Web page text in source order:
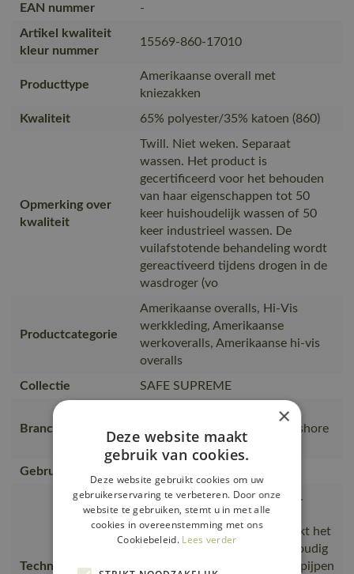
EAN nummer
-
Artikel kwaliteit
kleur nummer
15569-860-17010
Producttype
Amerikaanse overall met
kniezakken
Kwaliteit
65% polyester/35% katoen (860)
Opmerking over
kwaliteit
Twill. Niet weken. Separaat
wassen. Het product is
gecertificeerd voor het behouden
van haar eigenschappen tot 50
keer huishoudelijk wassen of 50
keer industrieel wassen. De
vuilafstotende behandeling wordt
gereactiveerd tijdens drogen in de
wasdroger (vo
Productcategorie
Amerikaanse overalls, Hi-Vis
werkkleding, Amerikaanse
werkoveralls, Amerikaanse hi-vis
overalls
Collectie
SAFE SUPREME
Branche
Bouw en installatie, Weg- en
waterbouw en industrie, Offshore
en windindustrie
Gebruiker
Technische tekst
Fluorescerend, met reflecties.
Tweekleurig. De
oppervlaktebehandeling maakt het
product vuilafstotend. Drievoudig
gestikte naden aan de broekspijpen
×
Deze website maakt
gebruik van cookies.
Deze website gebruikt cookies om uw
gebruikerservaring te verbeteren. Door onze
website te gebruiken, stemt u in met alle
cookies in overeenstemming met ons
Cookiebeleid. Lees verder